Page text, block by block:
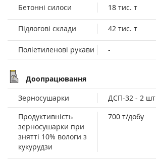
Бетонні силоси 18 тис. т
Підлогові склади 42 тис. т
Поліетиленові рукави -
Доопрацювання
Зерносушарки
ДСП-32 - 2 шт
Продуктивність
зерносушарки при
знятті 10% вологи з
кукурудзи
700 т/добу